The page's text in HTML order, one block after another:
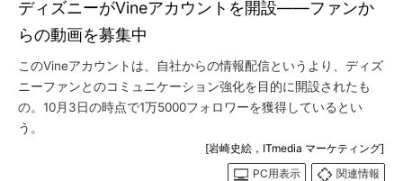
ディズニーがVineアカウントを開設――ファンか
らの動画を募集中
このVineアカウントは、自社からの情報配信というより、ディズ
ニーファンとのコミュニケーション強化を目的に開設されたも
の。10月3日の時点で1万5000フォロワーを獲得しているとい
う。
[岩崎史絵，ITmedia マーケティング]
PC用表示
関連情報